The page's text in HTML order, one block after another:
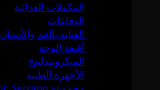
المكملات الغذائية
الدفاعات
العناية بالفم والأسنان
أقنعة الوجه
الميكرونيدلينج
الأجهزة الطبية